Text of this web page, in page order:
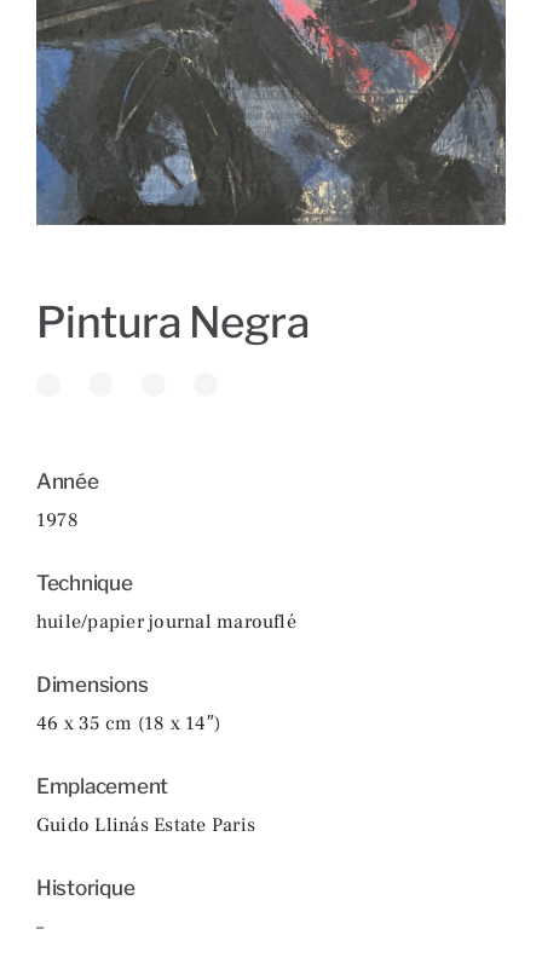
Pintura Negra
Année
1978
Technique
huile/papier journal marouflé
Dimensions
46 x 35 cm (18 x 14″)
Emplacement
Guido Llinás Estate Paris
Historique
–